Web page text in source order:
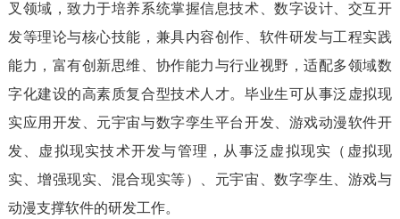
叉领域，致力于培养系统掌握信息技术、数字设计、交互开
发等理论与核心技能，兼具内容创作、软件研发与工程实践
能力，富有创新思维、协作能力与行业视野，适配多领域数
字化建设的高素质复合型技术人才。毕业生可从事泛虚拟现
实应用开发、元宇宙与数字孪生平台开发、游戏动漫软件开
发、虚拟现实技术开发与管理，从事泛虚拟现实（虚拟现
实、增强现实、混合现实等）、元宇宙、数字孪生、游戏与
动漫支撑软件的研发工作。